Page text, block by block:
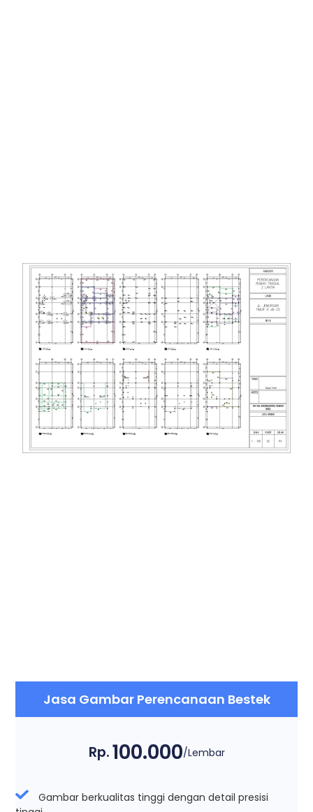
Jasa Gambar Perencanaan Bestek
Rp.100.000/Lembar
Gambar berkualitas tinggi dengan detail presisi